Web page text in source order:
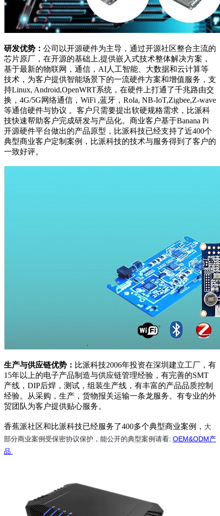
研发优势： 公司以开源硬件为主导，通过开源社区整合主流的
芯片原厂，在开源的基础上,提供嵌入式技术整体解决方案，
基于最新的物联网，通信，AI人工智能、大数据和云计算等
技术，为客户提供智能场景下的一流硬件方案和增值服务，支
持Linux, Android,OpenWRT系统，在硬件上打通了千兆路由交
换，4G/5G网络通信，WiFi ,蓝牙，Rola, NB-IoT,Zigbee,Z-wave
等通信硬件与协议 。客户只需要提出软硬规格需求，比派科
技快速帮助客户完成研发与产品化。商业客户基于Banana Pi
开源硬件平台做出的产品原型，比派科技已经支持了近400个
典型商业客户定制案例，比派科技的技术与服务得到了客户的
一致好评。
生产与供应链优势： 比派科技2006年投资在深圳建立工厂，有
15年以上的电子产品制造与供应链管理经验，有完善的SMT
产线，DIP后焊，测试，组装生产线，有丰富的产品品质控制
经验。从采购，生产，货物报关运输一条龙服务。有专业的外
贸团队为客户提供贴心服务。
香蕉派社区和比派科技已经服务了400多个典型商业案例， 大
部分商业案例受保密协议保护，能公开的典型案例请看: OEM&ODM产
品